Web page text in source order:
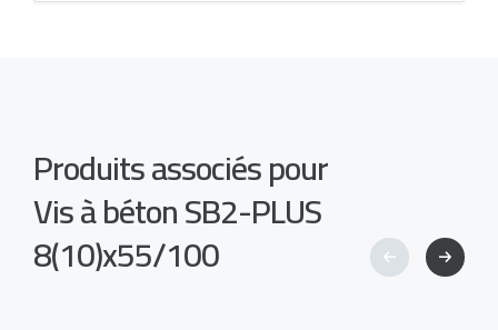
Produits associés pour
Vis à béton SB2-PLUS
8(10)x55/100